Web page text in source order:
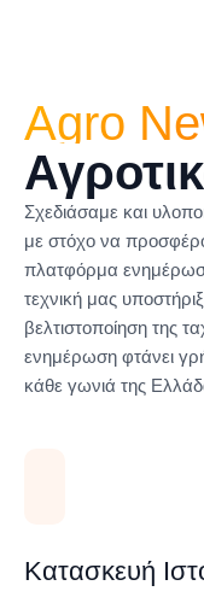
Agro
Σχεδιάσαμε και
με στόχο να
πλατφόρμα
τεχνική μας
βελτιστοποίηση της
ενημέρωση φτάνει
κάθε γωνιά της
Κατασκευή